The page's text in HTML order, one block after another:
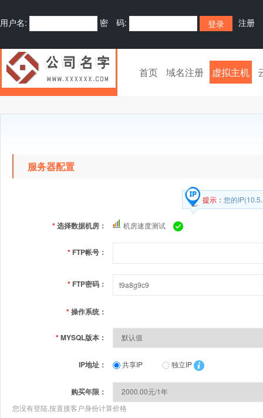
用户名: 密 码: 注册
首页 域名注册 虚拟主机
服务器配置
提示： 您的
*选择数据机房： 机房速度测试
* FTP帐号：
* FTP密码：
*操作系统：
*MYSQL版本：
IP地址： 共享IP 独立IP
购买年限：
您没有登陆,按直接客户身份计算价格